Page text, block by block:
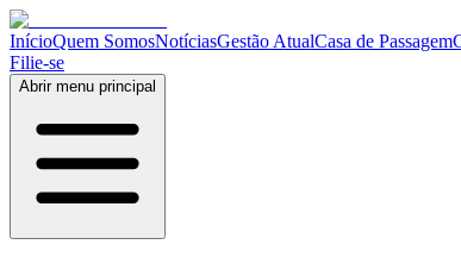
InícioQuem SomosNotíciasGestão AtualCasa de Passagem
Filie-se
Abrir menu principal